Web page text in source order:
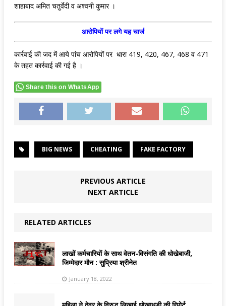
शाहाबाद अमित चतुर्वेदी व अश्वनी कुमार ।
आरोपियों पर लगे यह चार्ज
कार्रवाई की जद में आये पांच आरोपियों पर धारा 419, 420, 467, 468 व 471
के तहत कार्रवाई की गई है ।
Share this on WhatsApp
BIG NEWS CHEATING FAKE FACTORY
PREVIOUS ARTICLE
NEXT ARTICLE
RELATED ARTICLES
लाखों कर्मचारियों के साथ वेतन-विसंगति की धोखेबाजी,
जिम्मेदार मौन : सुप्रिया श्रीनेत
January 18, 2022